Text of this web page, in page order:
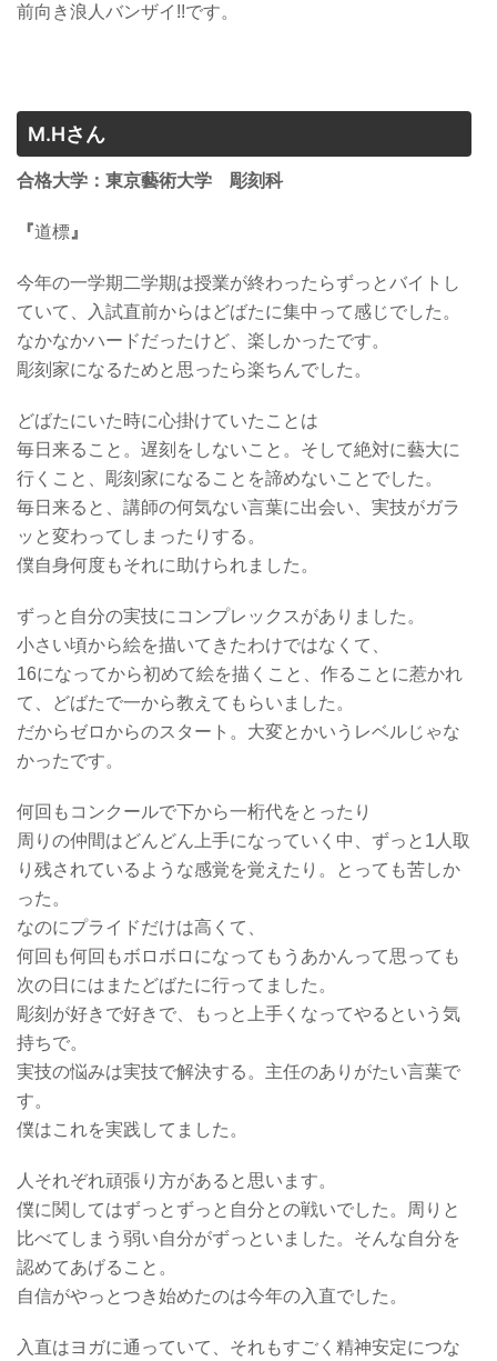
前向き浪人バンザイ!!です。
M.Hさん
合格大学：東京藝術大学 彫刻科
『道標 』
今年の一学期二学期は授業が終わったらずっとバイトし
ていて、入試直前からはどばたに集中って感じでした。
なかなかハードだったけど、楽しかったです。
彫刻家になるためと思ったら楽ちんでした。
どばたにいた時に心掛けていたことは
毎日来ること。遅刻をしないこと。そして絶対に藝大に
行くこと、彫刻家になることを諦めないことでした。
毎日来ると、講師の何気ない言葉に出会い、実技がガラ
ッと変わってしまったりする。
僕自身何度もそれに助けられました。
ずっと自分の実技にコンプレックスがありました。
小さい頃から絵を描いてきたわけではなくて、
16になってから初めて絵を描くこと、作ることに惹かれ
て、どばたで一から教えてもらいました。
だからゼロからのスタート。大変とかいうレベルじゃな
かったです。
何回もコンクールで下から一桁代をとったり
周りの仲間はどんどん上手になっていく中、ずっと1人取
り残されているような感覚を覚えたり。とっても苦しか
った。
なのにプライドだけは高くて、
何回も何回もボロボロになってもうあかんって思っても
次の日にはまたどばたに行ってました。
彫刻が好きで好きで、もっと上手くなってやるという気
持ちで。
実技の悩みは実技で解決する。主任のありがたい言葉で
す。
僕はこれを実践してました。
人それぞれ頑張り方があると思います。
僕に関してはずっとずっと自分との戦いでした。周りと
比べてしまう弱い自分がずっといました。そんな自分を
認めてあげること。
自信がやっとつき始めたのは今年の入直でした。
入直はヨガに通っていて、それもすごく精神安定につな